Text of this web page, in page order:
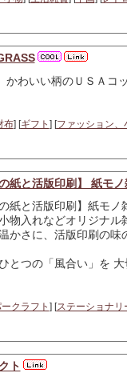
かわいい柄のＵＳＡコ
布] [ギフト ] [ファッション、
の紙と活版印刷】 紙モ
の紙と活版印刷】紙モノ
物入れなどオリジナル
かさに、活版印刷の味
とつの「風合い」を 大
クラフト ] [ステーショナリ
ト